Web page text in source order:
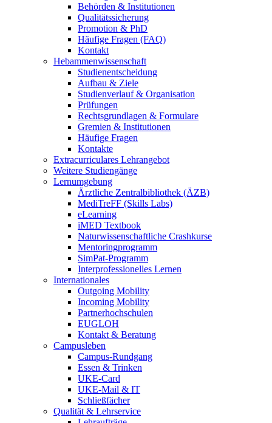
Behörden & Institutionen
Qualitätssicherung
Promotion & PhD
Häufige Fragen (FAQ)
Kontakt
Hebammenwissenschaft
Studienentscheidung
Aufbau & Ziele
Studienverlauf & Organisation
Prüfungen
Rechtsgrundlagen & Formulare
Gremien & Institutionen
Häufige Fragen
Kontakte
Extracurriculares Lehrangebot
Weitere Studiengänge
Lernumgebung
Ärztliche Zentralbibliothek (ÄZB)
MediTreFF (Skills Labs)
eLearning
iMED Textbook
Naturwissenschaftliche Crashkurse
Mentoringprogramm
SimPat-Programm
Interprofessionelles Lernen
Internationales
Outgoing Mobility
Incoming Mobility
Partnerhochschulen
EUGLOH
Kontakt & Beratung
Campusleben
Campus-Rundgang
Essen & Trinken
UKE-Card
UKE-Mail & IT
Schließfächer
Qualität & Lehrservice